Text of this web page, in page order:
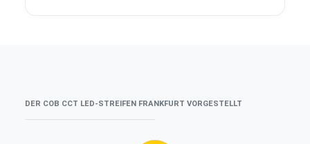
DER COB CCT LED-STREIFEN FRANKFURT VORGESTELLT